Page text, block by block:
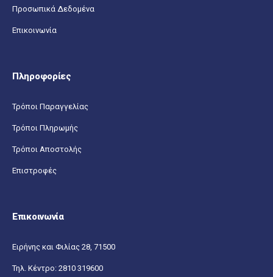
Προσωπικά Δεδομένα
Πληροφορίες
Τρόποι Παραγγελίας
Τρόποι Πληρωμής
Τρόποι Αποστολής
Επιστροφές
Ειρήνης και Φιλίας 28, 71500